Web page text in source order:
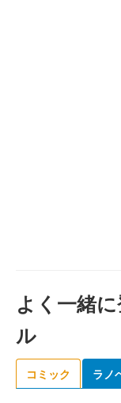
よく一緒
ル
コミック ラノ